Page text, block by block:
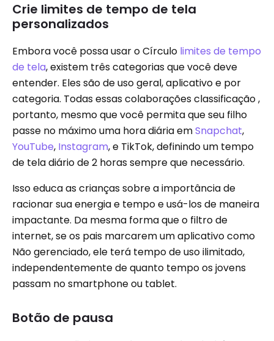
Crie limites de tempo de tela
personalizados
Embora você possa usar o Círculo limites de tempo
de tela, existem três categorias que você deve
entender. Eles são de uso geral, aplicativo e por
categoria. Todas essas colaborações classificação ,
portanto, mesmo que você permita que seu filho
passe no máximo uma hora diária emSnapchat,
YouTube, Instagram, e TikTok, definindo um tempo
de tela diário de 2 horas sempre que necessário.
Isso educa as crianças sobre a importância de
racionar sua energia e tempo e usá-los de maneira
impactante. Da mesma forma que o filtro de
internet, se os pais marcarem um aplicativo como
Não gerenciado, ele terá tempo de uso ilimitado,
independentemente de quanto tempo os jovens
passam no smartphone ou tablet.
Botão de pausa